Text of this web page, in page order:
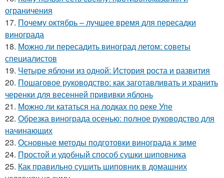
ограничения
17. Почему октябрь – лучшее время для пересадки
винограда
18. Можно ли пересадить виноград летом: советы
специалистов
19. Четыре яблони из одной: История роста и развития
20. Пошаговое руководство: как заготавливать и хранить
черенки для весенней прививки яблонь
21. Можно ли кататься на лодках по реке Упе
22. Обрезка винограда осенью: полное руководство для
начинающих
23. Основные методы подготовки винограда к зиме
24. Простой и удобный способ сушки шиповника
25. Как правильно сушить шиповник в домашних